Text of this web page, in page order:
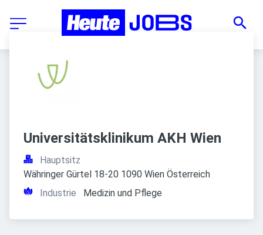
Universitätsklinikum AKH Wien
Hauptsitz
Währinger Gürtel 18-20 1090 Wien Österreich
Industrie
Medizin und Pflege